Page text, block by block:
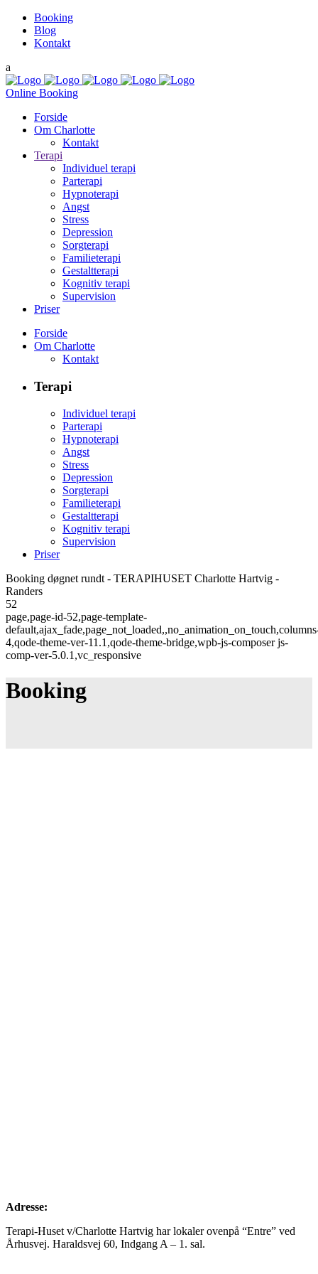
Booking
Blog
Kontakt
Online Booking
Forside
Om Charlotte
Kontakt
Terapi
Individuel terapi
Parterapi
Hypnoterapi
Angst
Stress
Depression
Sorgterapi
Familieterapi
Gestaltterapi
Kognitiv terapi
Supervision
Priser
Forside
Om Charlotte
Kontakt
Terapi
Individuel terapi
Parterapi
Hypnoterapi
Angst
Stress
Depression
Sorgterapi
Familieterapi
Gestaltterapi
Kognitiv terapi
Supervision
Priser
Booking døgnet rundt - TERAPIHUSET Charlotte Hartvig -
Randers
52
page,page-id-52,page-template-
4,qode-theme-ver-11.1,qode-theme-bridge,wpb-js-composer js-
comp-ver-5.0.1,vc_responsive
Booking
Adresse:
Terapi-Huset v/Charlotte Hartvig har lokaler ovenpå “Entre” ved
Århusvej. Haraldsvej 60, Indgang A – 1. sal.